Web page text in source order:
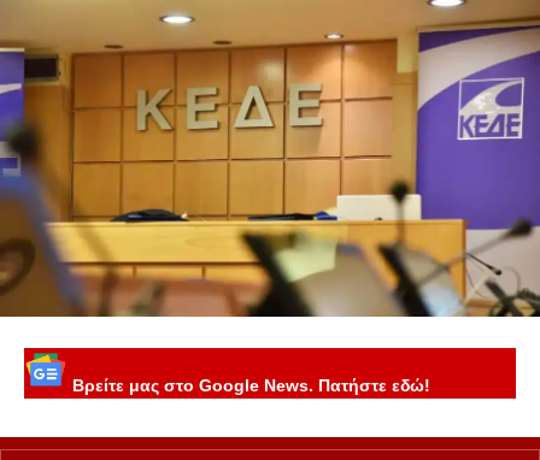
Βρείτε μας στο Google News. Πατήστε εδώ!